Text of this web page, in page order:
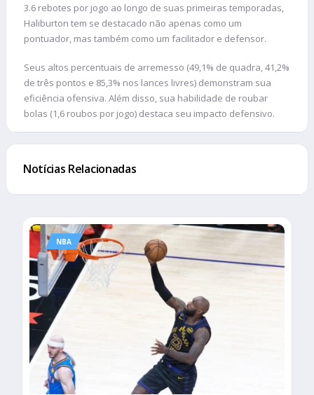
3.6 rebotes por jogo ao longo de suas primeiras temporadas,
Haliburton tem se destacado não apenas como um
pontuador, mas também como um facilitador e defensor.
Seus altos percentuais de arremesso (49,1% de quadra, 41,2%
de três pontos e 85,3% nos lances livres) demonstram sua
eficiência ofensiva. Além disso, sua habilidade de roubar
bolas (1,6 roubos por jogo) destaca seu impacto defensivo.
Notícias Relacionadas
NBA